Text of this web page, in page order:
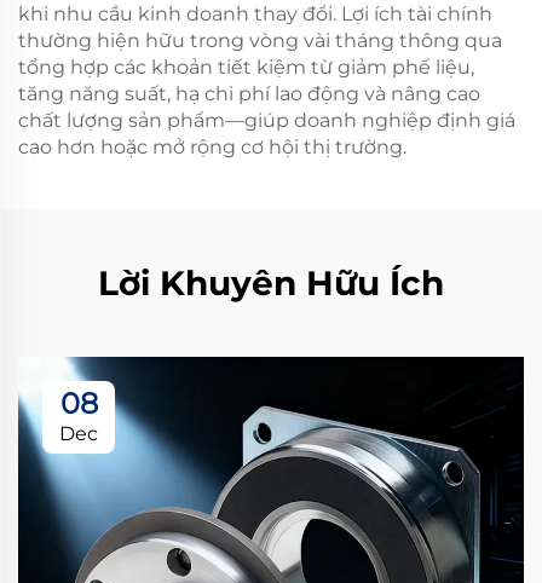
khi nhu cầu kinh doanh thay đổi. Lợi ích tài chính
thường hiện hữu trong vòng vài tháng thông qua
tổng hợp các khoản tiết kiệm từ giảm phế liệu,
tăng năng suất, hạ chi phí lao động và nâng cao
chất lượng sản phẩm—giúp doanh nghiệp định giá
cao hơn hoặc mở rộng cơ hội thị trường.
Lời Khuyên Hữu Ích
08
Dec